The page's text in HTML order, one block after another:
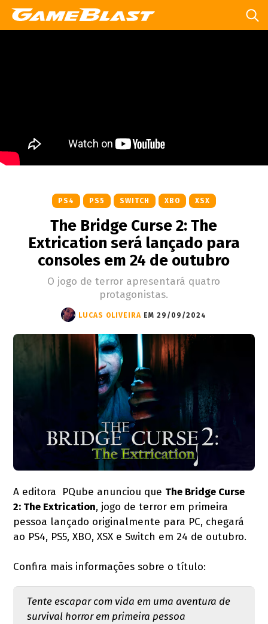
PS4 PS5 SWITCH XBO XSX
The Bridge Curse 2: The
Extrication será lançado para
consoles em 24 de outubro
O jogo de terror apresentará quatro
protagonistas.
LUCAS OLIVEIRA EM 29/09/2024
A editora PQube anunciou que The Bridge Curse
2: The Extrication, jogo de terror em primeira
pessoa lançado originalmente para PC, chegará
ao PS4, PS5, XBO, XSX e Switch em 24 de outubro.
Confira mais informações sobre o título:
Tente escapar com vida em uma aventura de
survival horror em primeira pessoa